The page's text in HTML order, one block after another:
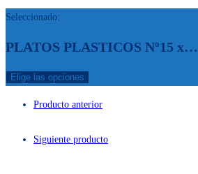
Seleccionado:
PLATOS PLASTICOS Nº15 x…
Elige las opciones
Producto anterior
Siguiente producto